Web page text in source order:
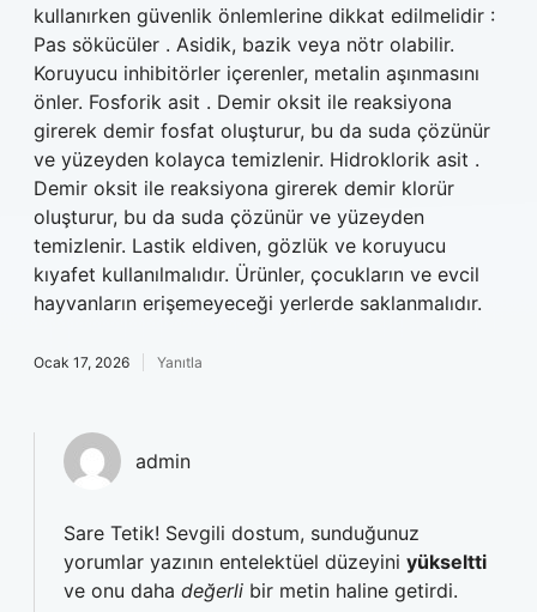
kullanırken güvenlik önlemlerine dikkat edilmelidir :
Pas sökücüler . Asidik, bazik veya nötr olabilir.
Koruyucu inhibitörler içerenler, metalin aşınmasını
önler. Fosforik asit . Demir oksit ile reaksiyona
girerek demir fosfat oluşturur, bu da suda çözünür
ve yüzeyden kolayca temizlenir. Hidroklorik asit .
Demir oksit ile reaksiyona girerek demir klorür
oluşturur, bu da suda çözünür ve yüzeyden
temizlenir. Lastik eldiven, gözlük ve koruyucu
kıyafet kullanılmalıdır. Ürünler, çocukların ve evcil
hayvanların erişemeyeceği yerlerde saklanmalıdır.
Ocak 17, 2026 Yanıtla
admin
Sare Tetik! Sevgili dostum, sunduğunuz
yorumlar yazının entelektüel düzeyini yükseltti
ve onu daha değerli bir metin haline getirdi.